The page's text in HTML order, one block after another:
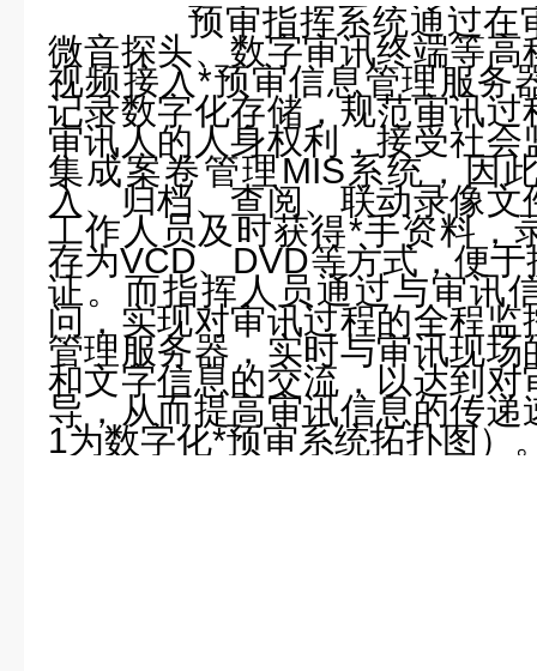
预审指挥系统通过在
微音探头、数字审讯终端等
视频接入*预审信息管理服务
记录数字化存储，规范审讯
审讯人的人身权利，接受社
集成案卷管理MIS系统，因
入、归档、查阅、联动录像
工作人员及时获得*手资料，
存为VCD、DVD等方式，便
证。而指挥人员通过与审讯
问，实现对审讯过程的全程
管理服务器，实时与审讯现
和文字信息的交流，以达到
导，从而提高审讯信息的传
1为数字化*预审系统拓扑图）